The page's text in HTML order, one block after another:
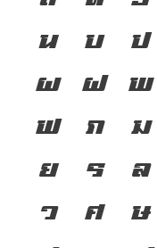
น บ ป
ผ ฝ พ
ฟ ภ ม
ย ร ล
ว ศ ษ